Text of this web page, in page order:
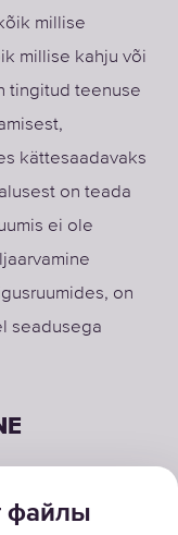
millise
millise kahju või
tingitud teenuse
kättesaadavaks
on teada
ei ole
on
seadusega
ja meie
файлы